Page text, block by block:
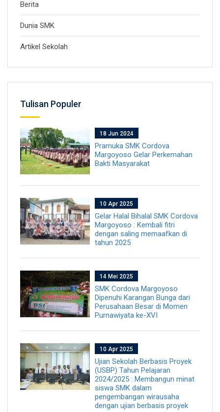
Berita
Dunia SMK
Artikel Sekolah
Tulisan Populer
18 Jun 2024
Pramuka SMK Cordova
Margoyoso Gelar Perkemahan
Bakti Masyarakat
10 Apr 2025
Gelar Halal Bihalal SMK Cordova
Margoyoso : Kembali fitri
dengan saling memaafkan di
tahun 2025
14 Mei 2025
SMK Cordova Margoyoso
Dipenuhi Karangan Bunga dari
Perusahaan Besar di Momen
Purnawiyata ke-XVI
10 Apr 2025
Ujian Sekolah Berbasis Proyek
(USBP) Tahun Pelajaran
2024/2025 : Membangun minat
siswa SMK dalam
pengembangan wirausaha
dengan ujian berbasis proyek